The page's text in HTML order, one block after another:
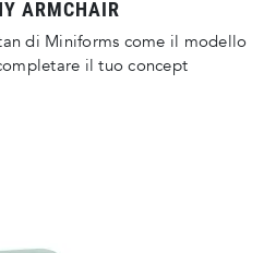
ARMCHAIR
di Miniforms come il modello
il tuo concept